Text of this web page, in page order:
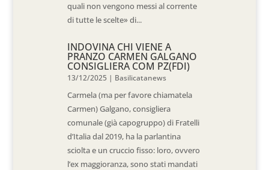
quali non vengono messi al corrente
di tutte le scelte» di...
INDOVINA CHI VIENE A
PRANZO CARMEN GALGANO
CONSIGLIERA COM PZ(FDI)
13/12/2025 | Basilicatanews
Carmela (ma per favore chiamatela
Carmen) Galgano, consigliera
comunale (già capogruppo) di Fratelli
d’Italia dal 2019, ha la parlantina
sciolta e un cruccio fisso: loro, ovvero
l’ex maggioranza, sono stati mandati